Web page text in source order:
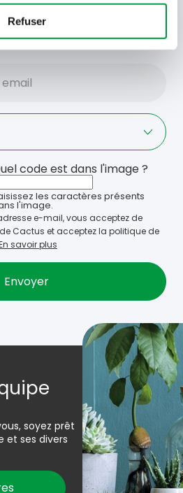
Refuser
et offres exclusives en
les dans votre boîte de
code est dans l'image ?
les caractères présents
l'image.
e-mail, vous acceptez de
Cactus et acceptez la politique de
savoir plus
soyez prêt
et ses divers